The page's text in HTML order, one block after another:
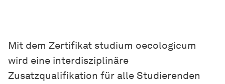
Mit dem Zertifikat studium oecologicum
wird eine interdisziplinäre
Zusatzqualifikation für alle Studierenden